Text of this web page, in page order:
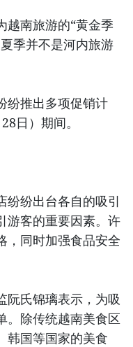
南旅游的“黄金季
季并不是河内旅游
纷推出多项促销计
日）期间。
纷纷出台各自的吸引
游客的重要因素。许
，同时加强食品安全
阮氏锦璃表示，为吸
。除传统越南美食区
韩国等国家的美食